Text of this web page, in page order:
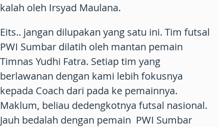
kalah oleh Irsyad Maulana.
Eits.. jangan dilupakan yang satu ini. Tim futsal
PWI Sumbar dilatih oleh mantan pemain
Timnas Yudhi Fatra. Setiap tim yang
berlawanan dengan kami lebih fokusnya
kepada Coach dari pada ke pemainnya.
Maklum, beliau dedengkotnya futsal nasional.
Jauh bedalah dengan pemain PWI Sumbar